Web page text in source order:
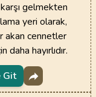
gelmekten
yeri olarak,
akan cennetler
hayırlıdır.
Git